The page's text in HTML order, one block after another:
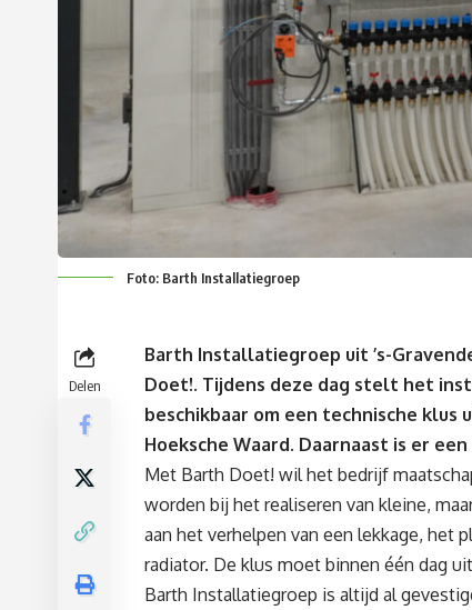
Foto: Barth Installatiegroep
Delen
Barth Installatiegroep uit ’s-
Doet!. Tijdens deze dag stelt het
beschikbaar om een technische
Hoeksche Waard. Daarnaast is er
Met Barth Doet! wil het bedrijf
worden bij het realiseren van kleine,
aan het verhelpen van een lekkage, het
radiator. De klus moet binnen één dag
Barth Installatiegroep is altijd al